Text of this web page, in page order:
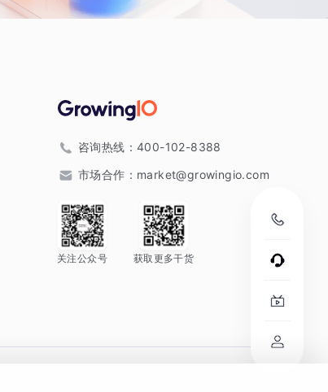
咨询热线： 400-102-8388
市场合作： market@growingio.com
关注公众号 获取更多干货